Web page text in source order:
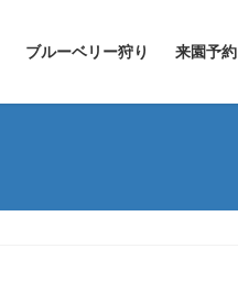
ブルーベリー狩り 来園予約